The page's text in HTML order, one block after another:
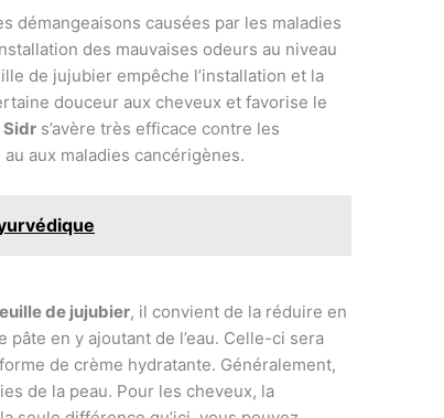
démangeaisons causées par les maladies
des mauvaises odeurs au niveau
de jujubier empêche l’installation et la
douceur aux cheveux et favorise le
Sidr s’avère très efficace contre les
au aux maladies cancérigènes.
de jujubier, il convient de la réduire en
en y ajoutant de l’eau. Celle-ci sera
de crème hydratante. Généralement,
de la peau. Pour les cheveux, la